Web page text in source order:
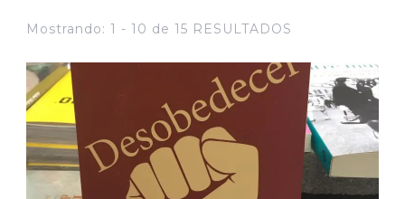
Mostrando: 1 - 10 de 15 RESULTADOS